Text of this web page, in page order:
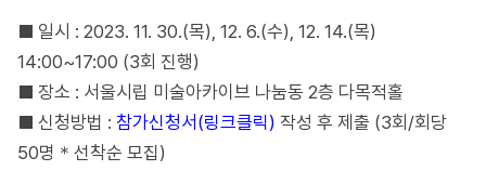
■ 일시 : 2023. 11. 30.(목), 12. 6.(수), 12. 14.(목)
14:00~17:00 (3회 진행)
■ 장소 : 서울시립 미술아카이브 나눔동 2층 다목적홀
■ 신청방법 : 참가신청서(링크클릭) 작성 후 제출 (3회/회당
50명＊선착순 모집)